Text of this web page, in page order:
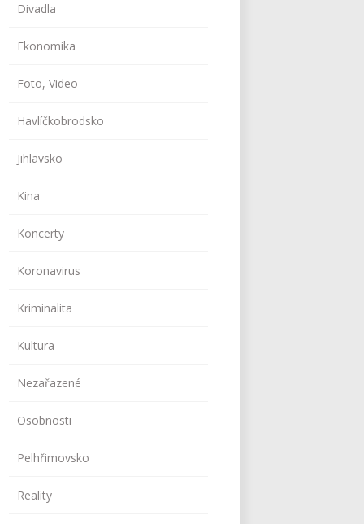
Divadla
Ekonomika
Foto, Video
Havlíčkobrodsko
Jihlavsko
Kina
Koncerty
Koronavirus
Kriminalita
Kultura
Nezařazené
Osobnosti
Pelhřimovsko
Reality